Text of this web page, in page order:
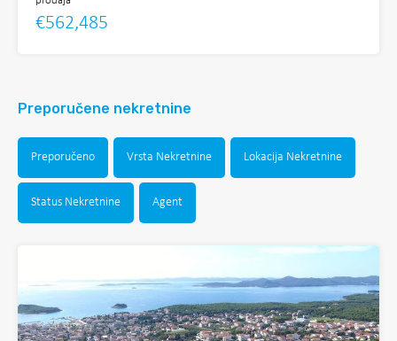
€562,485
Preporučene nekretnine
Preporučeno Vrsta Nekretnine Lokacija Nekretnine
Status Nekretnine Agent